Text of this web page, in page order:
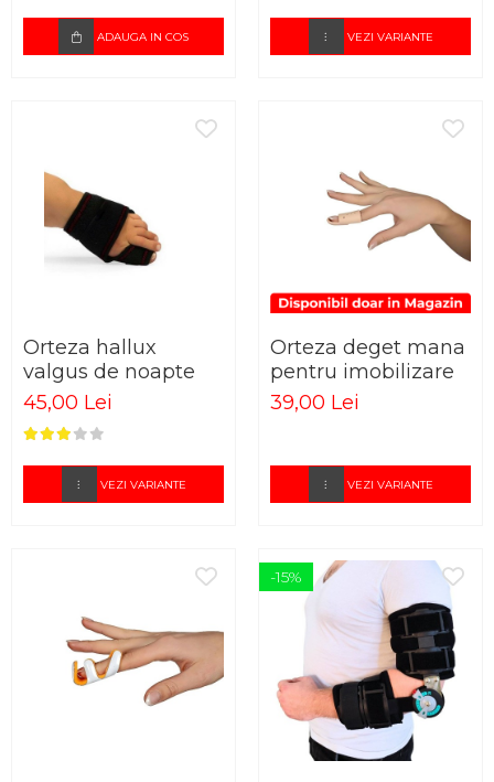
ADAUGA IN COS VEZI VARIANTE
Orteza hallux
valgus de noapte
45,00 Lei
VEZI VARIANTE
Orteza deget mana
pentru imobilizare
39,00 Lei
VEZI VARIANTE
-15%